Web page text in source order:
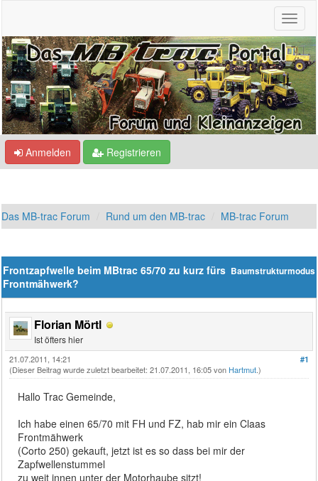
Anmelden Registrieren
Das MB-trac Forum Rund um den MB-trac MB-trac Forum
Baumstrukturmodus
Frontzapfwelle beim MBtrac 65/70 zu kurz fürs
Frontmähwerk?
Florian Mörtl
Ist öfters hier
#1
21.07.2011, 14:21
(Dieser Beitrag wurde zuletzt bearbeitet: 21.07.2011, 16:05 von Hartmut.)
Hallo Trac Gemeinde,
Ich habe einen 65/70 mit FH und FZ, hab mir ein Claas
Frontmähwerk
(Corto 250) gekauft, jetzt ist es so dass bei mir der
Zapfwellenstummel
zu weit innen unter der Motorhaube sitzt!